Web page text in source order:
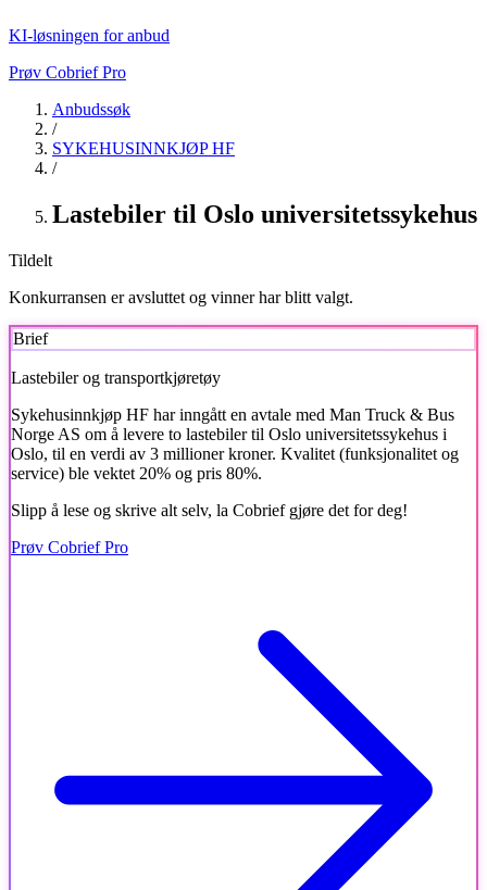
KI-løsningen for anbud
Prøv Cobrief Pro
Anbudssøk
/
SYKEHUSINNKJØP HF
/
Lastebiler til Oslo universitetssykehus
Tildelt
Konkurransen er avsluttet og vinner har blitt valgt.
Brief
Lastebiler og transportkjøretøy
Sykehusinnkjøp HF har inngått en avtale med Man Truck & Bus
Norge AS om å levere to lastebiler til Oslo universitetssykehus i
Oslo, til en verdi av 3 millioner kroner. Kvalitet (funksjonalitet og
service) ble vektet 20% og pris 80%.
Slipp å lese og skrive alt selv, la Cobrief gjøre det for deg!
Prøv Cobrief Pro